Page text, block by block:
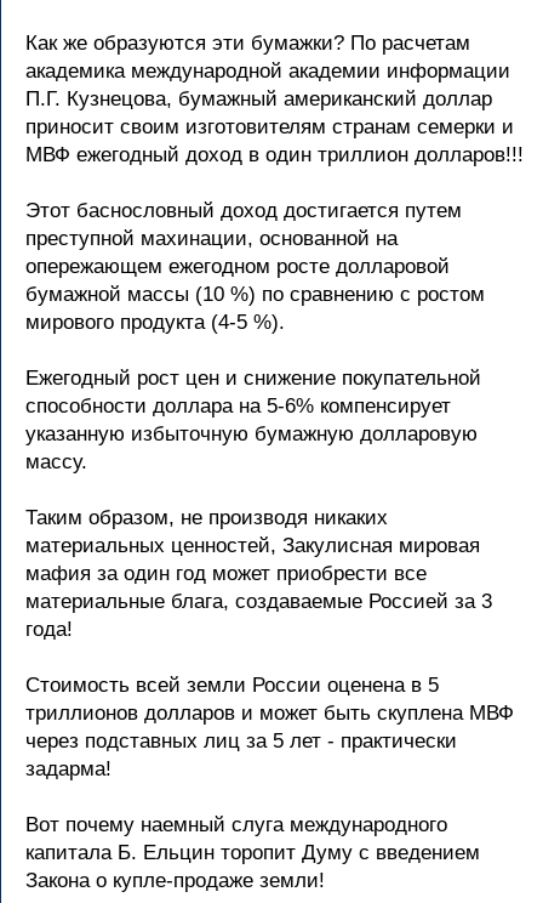
Как же образуются эти бумажки? По расчетам
академика международной академии информации
П.Г. Кузнецова, бумажный американский доллар
приносит своим изготовителям странам семерки и
МВФ ежегодный доход в один триллион долларов!!!
Этот баснословный доход достигается путем
преступной махинации, основанной на
опережающем ежегодном росте долларовой
бумажной массы (10 %) по сравнению с ростом
мирового продукта (4-5 %).
Ежегодный рост цен и снижение покупательной
способности доллара на 5-6% компенсирует
указанную избыточную бумажную долларовую
массу.
Таким образом, не производя никаких
материальных ценностей, Закулисная мировая
мафия за один год может приобрести все
материальные блага, создаваемые Россией за 3
года!
Стоимость всей земли России оценена в 5
триллионов долларов и может быть скуплена МВФ
через подставных лиц за 5 лет - практически
задарма!
Вот почему наемный слуга международного
капитала Б. Ельцин торопит Думу с введением
Закона о купле-продаже земли!